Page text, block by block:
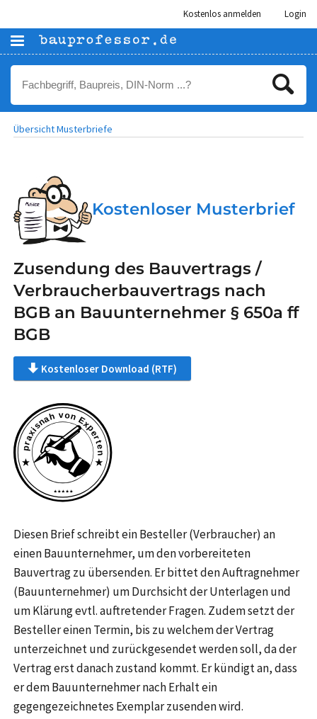
Kostenlos anmelden Login
Übersicht Musterbriefe
Kostenloser Musterbrief
Zusendung des Bauvertrags /
Verbraucherbauvertrags nach
BGB an Bauunternehmer § 650a ff
BGB
Kostenloser Download (RTF)
Diesen Brief schreibt ein Besteller (Verbraucher) an
einen Bauunternehmer, um den vorbereiteten
Bauvertrag zu übersenden. Er bittet den Auftragnehmer
(Bauunternehmer) um Durchsicht der Unterlagen und
um Klärung evtl. auftretender Fragen. Zudem setzt der
Besteller einen Termin, bis zu welchem der Vertrag
unterzeichnet und zurückgesendet werden soll, da der
Vertrag erst danach zustand kommt. Er kündigt an, dass
er dem Bauunternehmer nach Erhalt ein
gegengezeichnetes Exemplar zusenden wird.